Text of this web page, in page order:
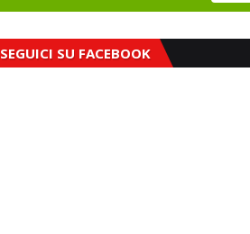
SEGUICI SU FACEBOOK